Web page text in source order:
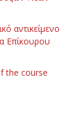
αντικείμενο
Επίκουρου
the course